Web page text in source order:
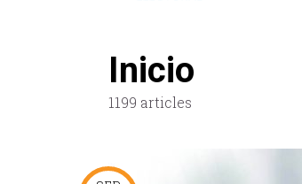
Inicio
1199 articles